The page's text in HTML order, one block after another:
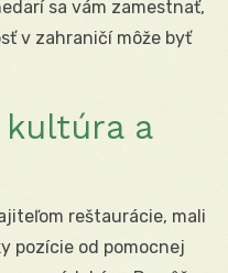
sa vám zamestnať,
v zahraničí môže byť
kultúra a
reštaurácie, mali
pozície od pomocnej